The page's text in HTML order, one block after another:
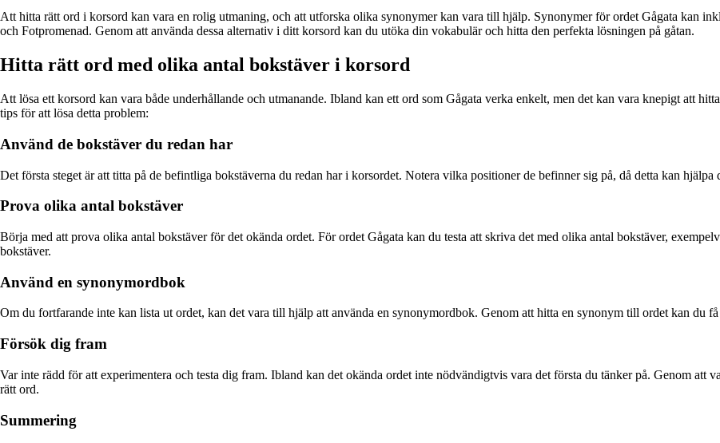
Att hitta rätt ord i korsord kan vara en rolig utmaning, och att utforska olika synonymer kan vara till hjälp. Synonymer för ordet Gågata kan
och Fotpromenad. Genom att använda dessa alternativ i ditt korsord kan du utöka din vokabulär och hitta den perfekta lösningen på gåtan.
Hitta rätt ord med olika antal bokstäver i korsord
Att lösa ett korsord kan vara både underhållande och utmanande. Ibland kan ett ord som Gågata verka enkelt, men det kan vara knepigt att
tips för att lösa detta problem:
Använd de bokstäver du redan har
Det första steget är att titta på de befintliga bokstäverna du redan har i korsordet. Notera vilka positioner de befinner sig på, då detta kan hjälpa
Prova olika antal bokstäver
Börja med att prova olika antal bokstäver för det okända ordet. För ordet Gågata kan du testa att skriva det med olika antal bokstäver,
bokstäver.
Använd en synonymordbok
Om du fortfarande inte kan lista ut ordet, kan det vara till hjälp att använda en synonymordbok. Genom att hitta en synonym till ordet kan du
Försök dig fram
Var inte rädd för att experimentera och testa dig fram. Ibland kan det okända ordet inte nödvändigtvis vara det första du tänker på. Genom att
rätt ord.
Summering